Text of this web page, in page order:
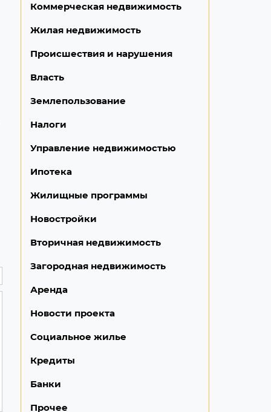
Коммерческая недвижимость
Жилая недвижимость
Происшествия и нарушения
Власть
Землепользование
Налоги
Управление недвижимостью
Ипотека
Жилищные программы
Новостройки
Вторичная недвижимость
Загородная недвижимость
Аренда
Новости проекта
Социальное жилье
Кредиты
Банки
Прочее